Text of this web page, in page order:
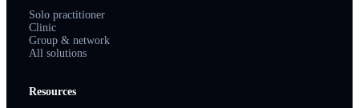
Solo practitioner
Clinic
Group & network
All solutions
Resources